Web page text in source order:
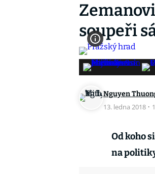
soupeři
Nguyen
13. ledna 2018 ·
Od koho
na